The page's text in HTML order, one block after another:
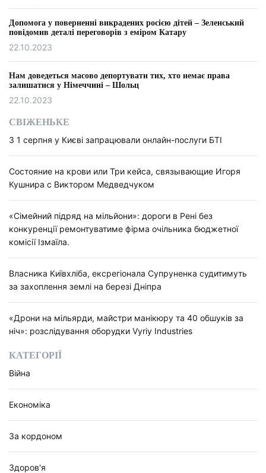
Допомога у поверненні викрадених росією дітей – Зеленський
повідомив деталі переговорів з еміром Катару
22.10.2023
Нам доведеться масово депортувати тих, хто немає права
залишатися у Німеччині – Шольц
22.10.2023
СВІЖЕНЬКЕ
З 1 серпня у Києві запрацювали онлайн-послуги БТІ
Состояние на крови или Три кейса, связывающие Игоря
Кушнира с Виктором Медведчуком
«Сімейний підряд на мільйони»: дороги в Рені без
конкуренції ремонтуватиме фірма очільника бюджетної
комісії Ізмаїла.
Власника Київхліба, ексрегіонала Супруненка судитимуть
за захоплення землі на березі Дніпра
«Дрони на мільярди, майстри манікюру та 40 обшуків за
ніч»: розслідування оборудки Vyriy Industries
КАТЕГОРІЇ
Війна
Економіка
За кордоном
Здоров'я